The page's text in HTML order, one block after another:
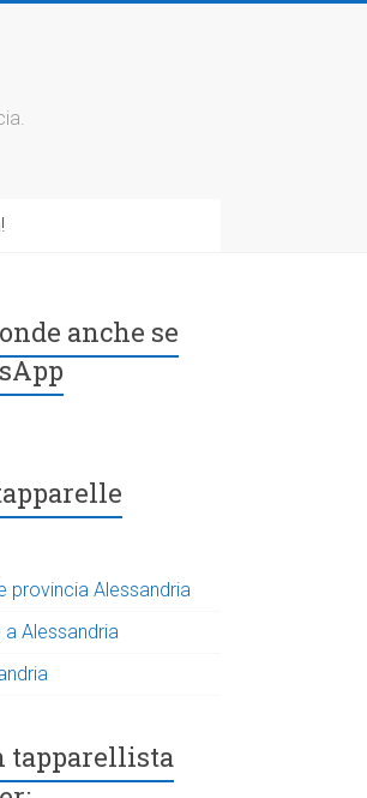
anche se
provincia Alessandria
Alessandria
tapparellista